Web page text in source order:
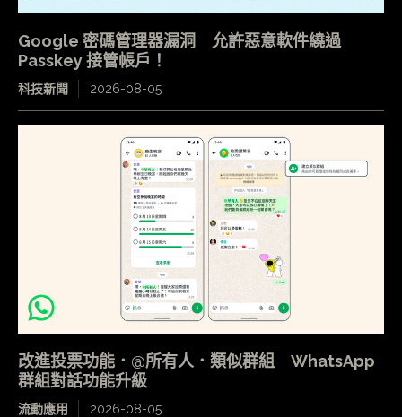
Google 密碼管理器漏洞 允許惡意軟件繞過
Passkey 接管帳戶！
科技新聞 2026-08-05
改進投票功能．@所有人．類似群組 WhatsApp
群組對話功能升級
流動應用 2026-08-05